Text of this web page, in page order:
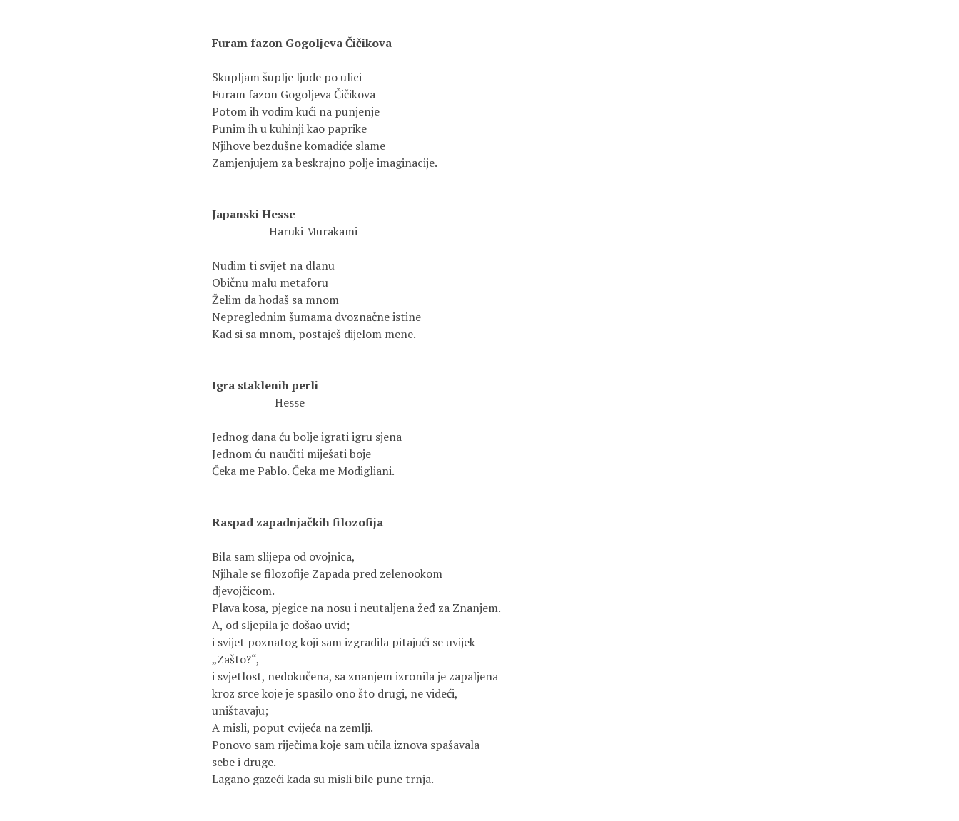
Furam fazon Gogoljeva Čičikova
Skupljam šuplje ljude po ulici
Furam fazon Gogoljeva Čičikova
Potom ih vodim kući na punjenje
Punim ih u kuhinji kao paprike
Njihove bezdušne komadiće slame
Zamjenjujem za beskrajno polje imaginacije.
Japanski Hesse
                    Haruki Murakami
Nudim ti svijet na dlanu
Običnu malu metaforu
Želim da hodaš sa mnom
Nepreglednim šumama dvoznačne istine
Kad si sa mnom, postaješ dijelom mene.
Igra staklenih perli
                      Hesse
Jednog dana ću bolje igrati igru sjena
Jednom ću naučiti miješati boje
Čeka me Pablo. Čeka me Modigliani.
Raspad zapadnjačkih filozofija
Bila sam slijepa od ovojnica,
Njihale se filozofije Zapada pred zelenookom
djevojčicom.
Plava kosa, pjegice na nosu i neutaljena žeđ za Znanjem.
A, od sljepila je došao uvid;
i svijet poznatog koji sam izgradila pitajući se uvijek
„Zašto?“,
i svjetlost, nedokučena, sa znanjem izronila je zapaljena
kroz srce koje je spasilo ono što drugi, ne videći,
uništavaju;
A misli, poput cvijeća na zemlji.
Ponovo sam riječima koje sam učila iznova spašavala
sebe i druge.
Lagano gazeći kada su misli bile pune trnja.